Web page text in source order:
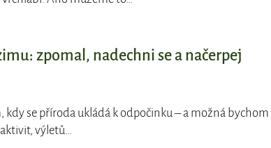
zpomal, nadechni se a načerpej
kdy se příroda ukládá k odpočinku – a možná
výletů…